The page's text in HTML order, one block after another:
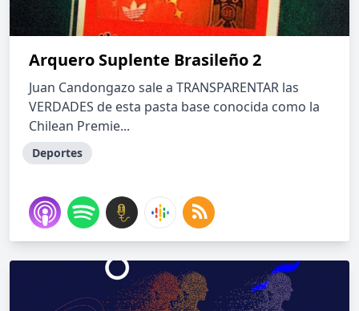
Arquero Suplente Brasileño 2
Juan Candongazo sale a TRANSPARENTAR las
VERDADES de esta pasta base conocida como la
Chilean Premie...
Deportes